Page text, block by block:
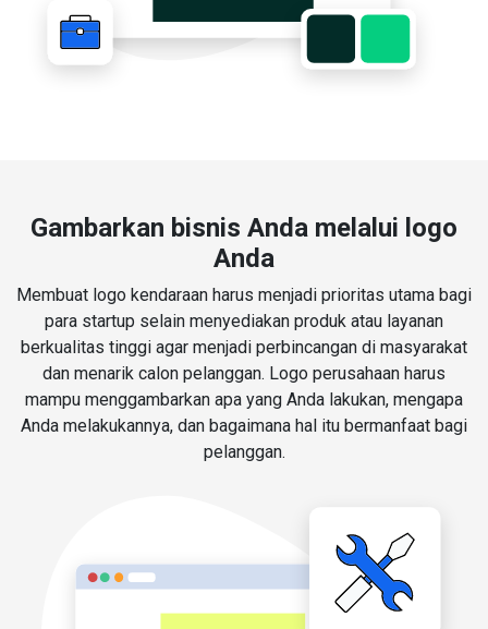
Gambarkan bisnis Anda melalui logo
Anda
Membuat logo kendaraan harus menjadi prioritas utama bagi
para startup selain menyediakan produk atau layanan
berkualitas tinggi agar menjadi perbincangan di masyarakat
dan menarik calon pelanggan. Logo perusahaan harus
mampu menggambarkan apa yang Anda lakukan, mengapa
Anda melakukannya, dan bagaimana hal itu bermanfaat bagi
pelanggan.